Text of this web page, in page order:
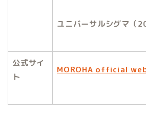
ユニバーサルシグマ（
公式サイ
ト
MOROHA official